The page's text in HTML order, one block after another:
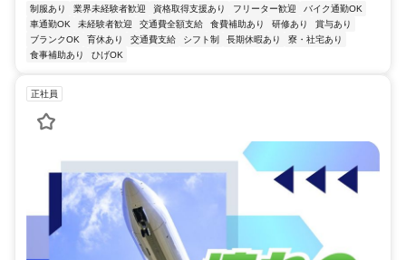
制服あり 業界未経験者歓迎 資格取得支援あり フリーター歓迎
バイク通勤OK
車通勤OK
未経験者歓迎 交通費全額支給 食費補助あり 研修あり
賞与あり
ブランクOK
育休あり 交通費支給 シフト制 長期休暇あり
寮・社宅あり
食事補助あり
ひげOK
正社員